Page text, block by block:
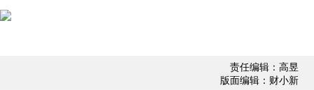
责任编辑：高昱
版面编辑：财小新